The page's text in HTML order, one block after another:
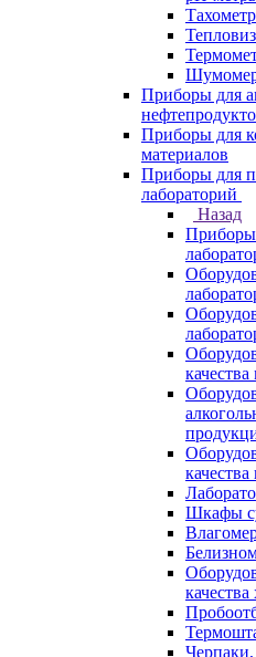
Приборы для
Приборы для
материалов
Приборы для
лабораторий
Назад
качества
Шкафы
качества